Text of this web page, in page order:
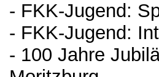
- FKK-Jugend:
- FKK-Jugend:
- 100 Jahre